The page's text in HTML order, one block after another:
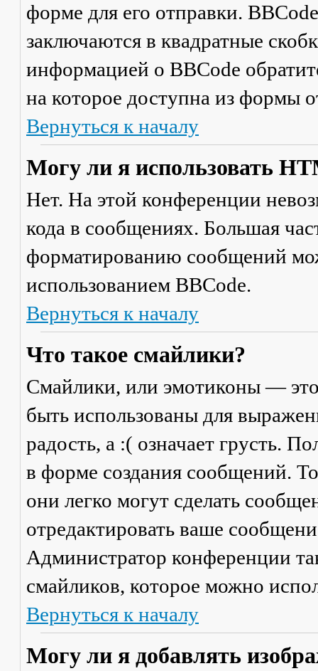
форме для его отправки.
заключаются в квадратные
информацией о BBCode
на которое доступна из формы
Вернуться к началу
Могу ли я использовать
Нет. На этой конференции
кода в сообщениях. Большая
форматированию сообщений
использованием BBCode.
Вернуться к началу
Что такое смайлики?
Смайлики, или эмотиконы —
быть использованы для
радость, а :( означает грусть.
в форме создания сообщений.
они легко могут сделать
отредактировать ваше
Администратор конференции
смайликов, которое можно
Вернуться к началу
Могу ли я добавлять